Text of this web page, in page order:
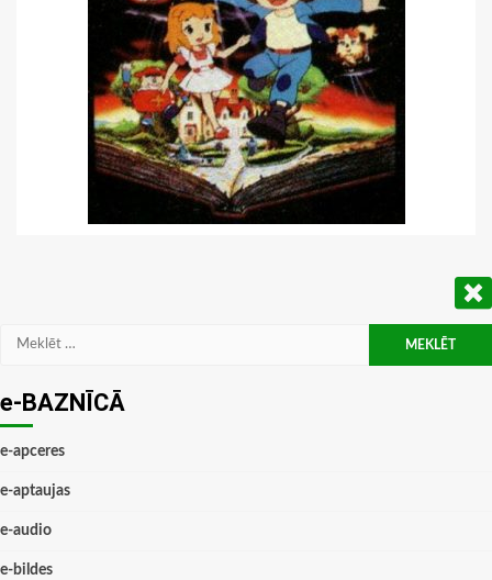
Meklēt:
e-BAZNĪCĀ
e-apceres
e-aptaujas
e-audio
e-bildes